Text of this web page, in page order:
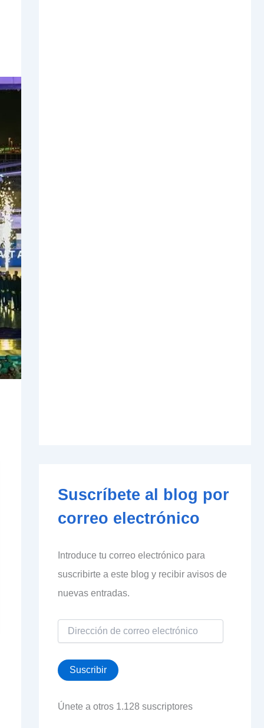
Suscríbete al blog por
correo electrónico
Introduce tu correo electrónico para
suscribirte a este blog y recibir avisos de
nuevas entradas.
e
c
ó
Suscribir
Únete a otros 1.128 suscriptores